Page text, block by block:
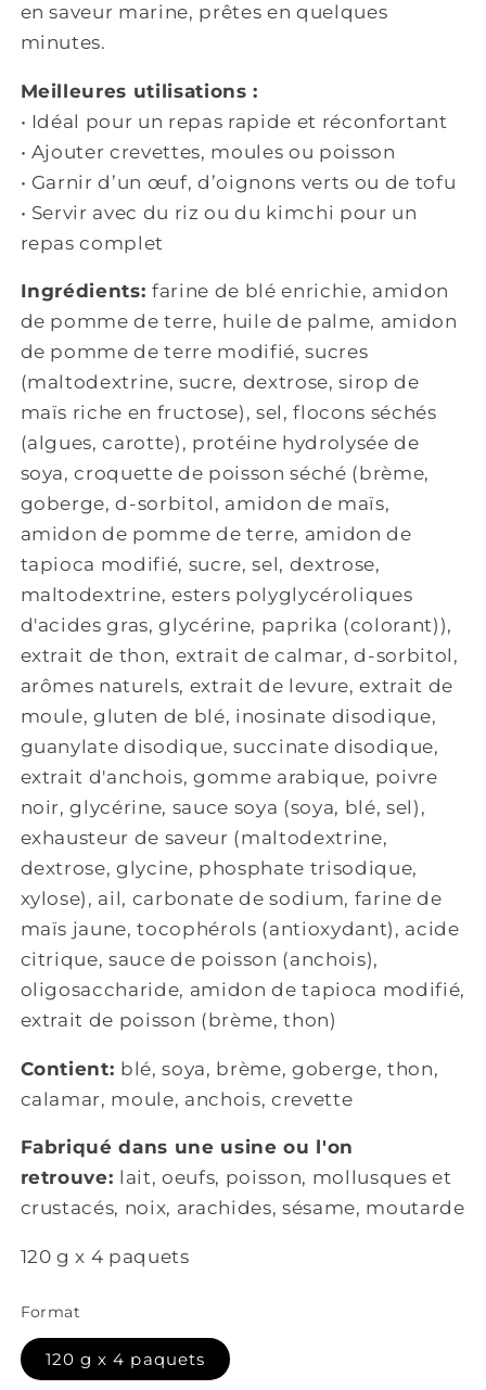
en saveur marine, prêtes en quelques
minutes.
Meilleures utilisations :
• Idéal pour un repas rapide et réconfortant
• Ajouter crevettes, moules ou poisson
• Garnir d’un œuf, d’oignons verts ou de tofu
• Servir avec du riz ou du kimchi pour un
repas complet
Ingrédients:farine de blé enrichie, amidon
de pomme de terre, huile de palme, amidon
de pomme de terre modifié, sucres
(maltodextrine, sucre, dextrose, sirop de
maïs riche en fructose), sel, flocons séchés
(algues, carotte), protéine hydrolysée de
soya, croquette de poisson séché (brème,
goberge, d-sorbitol, amidon de maïs,
amidon de pomme de terre, amidon de
tapioca modifié, sucre, sel, dextrose,
maltodextrine, esters polyglycéroliques
d'acides gras, glycérine, paprika (colorant)),
extrait de thon, extrait de calmar, d-sorbitol,
arômes naturels, extrait de levure, extrait de
moule, gluten de blé, inosinate disodique,
guanylate disodique, succinate disodique,
extrait d'anchois, gomme arabique, poivre
noir, glycérine, sauce soya (soya, blé, sel),
exhausteur de saveur (maltodextrine,
dextrose, glycine, phosphate trisodique,
xylose), ail, carbonate de sodium, farine de
maïs jaune, tocophérols (antioxydant), acide
citrique, sauce de poisson (anchois),
oligosaccharide, amidon de tapioca modifié,
extrait de poisson (brème, thon)
Contient: blé, soya, brème, goberge, thon,
calamar, moule, anchois, crevette
Fabriqué dans une usine ou l'on
retrouve: lait, oeufs, poisson, mollusques et
crustacés, noix, arachides, sésame, moutarde
120 g x 4 paquets
Format
120 g x 4 paquets